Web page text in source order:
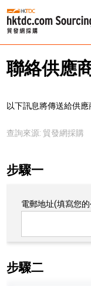
聯絡供應
以下訊息將傳送給供應
查詢來源: 貿發網採購
步驟一
電郵地址(填寫您
步驟二